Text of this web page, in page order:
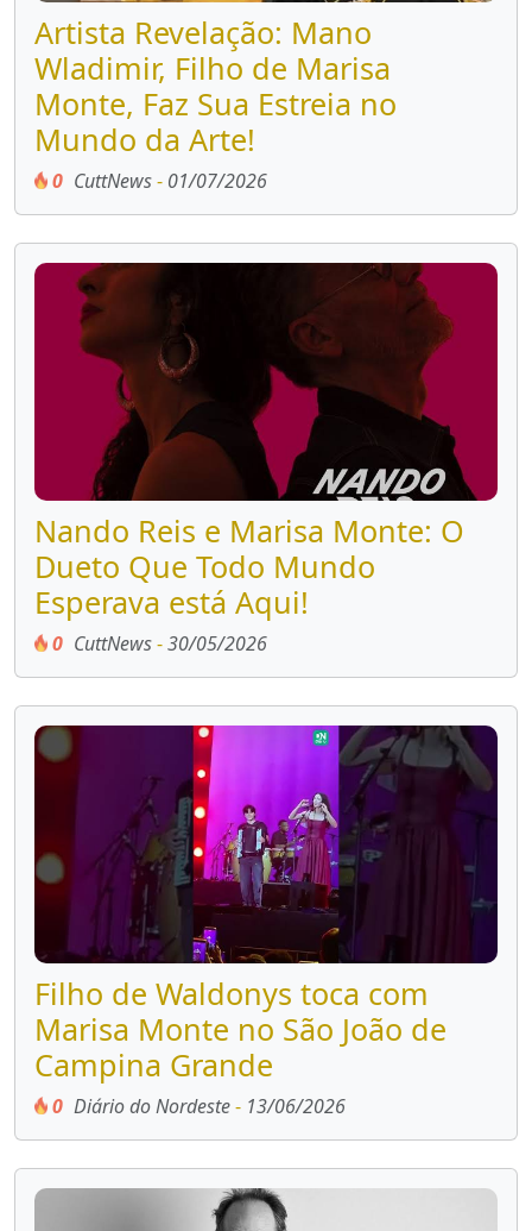
Artista Revelação: Mano
Wladimir, Filho de Marisa
Monte, Faz Sua Estreia no
Mundo da Arte!
0 CuttNews- 01/07/2026
Nando Reis e Marisa Monte: O
Dueto Que Todo Mundo
Esperava está Aqui!
0 CuttNews-30/05/2026
Filho de Waldonys toca com
Marisa Monte no São João de
Campina Grande
0 Diário do Nordeste- 13/06/2026